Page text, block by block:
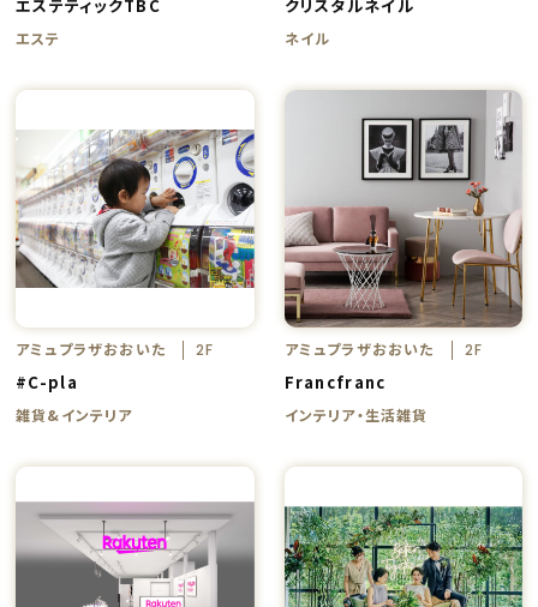
エステティックTBC
エステ
クリスタルネイル
ネイル
アミュプラザおおいた 2F
#C-pla
雑貨&インテリア
アミュプラザおおいた 2F
Francfranc
インテリア・生活雑貨